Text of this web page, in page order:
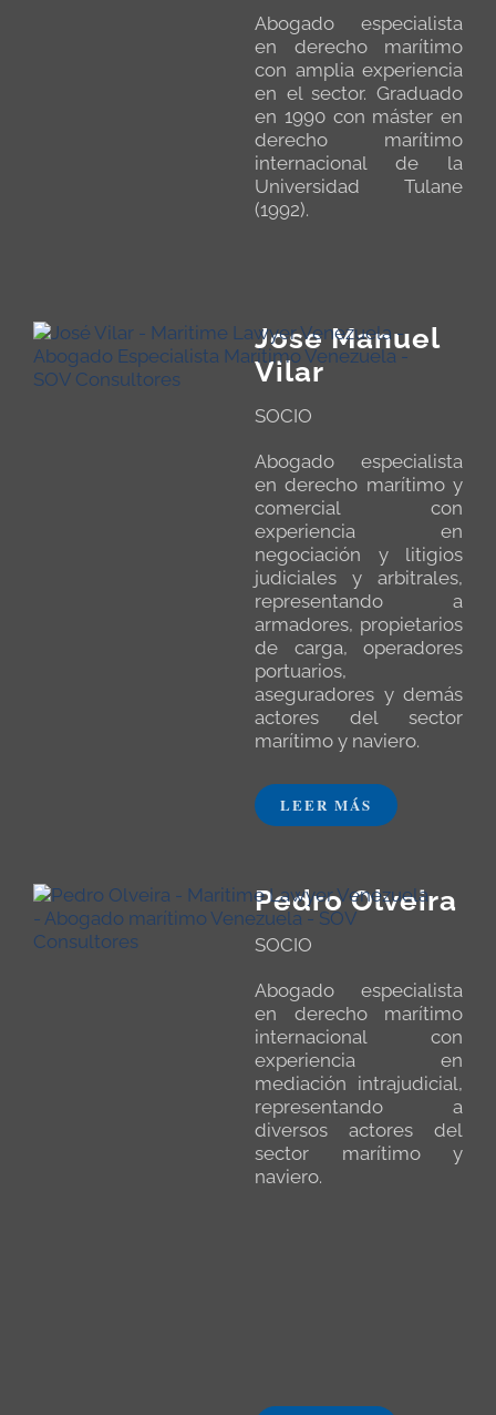
Abogado especialista
en derecho marítimo
con amplia experiencia
en el sector. Graduado
en 1990 con máster en
derecho marítimo
internacional de la
Universidad Tulane
(1992).
Jose Manuel
Vilar
SOCIO
Abogado especialista
en derecho marítimo y
comercial con
experiencia en
negociación y litigios
judiciales y arbitrales,
representando a
armadores, propietarios
de carga, operadores
portuarios,
aseguradores y demás
actores del sector
marítimo y naviero.
LEER MÁS
Pedro Olveira
SOCIO
Abogado especialista
en derecho marítimo
internacional con
experiencia en
mediación intrajudicial,
representando a
diversos actores del
sector marítimo y
naviero.